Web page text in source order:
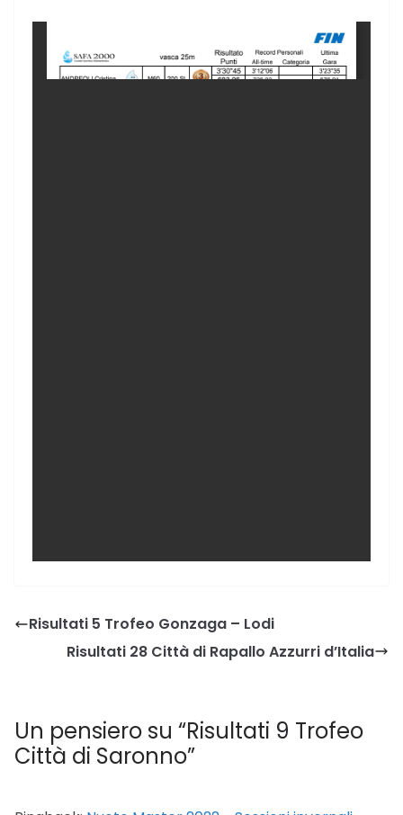
Risultati 5 Trofeo Gonzaga – Lodi
Risultati 28 Città di Rapallo Azzurri d’Italia
Un pensiero su “Risultati 9 Trofeo
Città di Saronno”